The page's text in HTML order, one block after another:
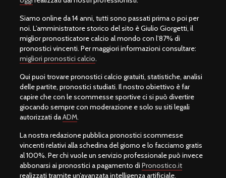
Siamo online da 14 anni, tutti sono passati prima o poi per
noi. L’amministratore storico del sito è Giulio Giorgetti, il
miglior pronosticatore calcio al mondo con l’87% di
pronostici vincenti. Per maggiori informazioni consultare:
migliori pronostici calcio.
Qui puoi trovare pronostici calcio gratuiti, statistiche, analisi
delle partite, pronostici studiati. Il nostro obiettivo è far
capire che con le scommesse sportive ci si può divertire
giocando sempre con moderazione e solo su siti legali
autorizzati daADM.
La nostra redazione pubblica pronostici scommesse
vincenti relativi alla schedina del giorno e lo facciamo gratis
al 100%. Per chi vuole un servizio professionale può invece
abbonarsi ai pronostici a pagamento di Pronostico.it
realizzati tramite un’avanzata intelligenza artificiale.